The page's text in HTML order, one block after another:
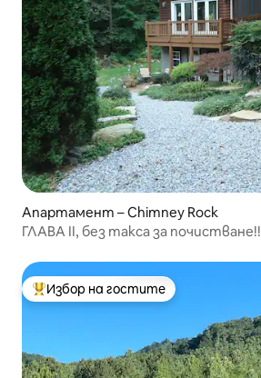
Апартамент – Chimney Rock
ГЛАВА II, без такса за почистване!!
Най-популярен избор на гостите
Избор на гостите